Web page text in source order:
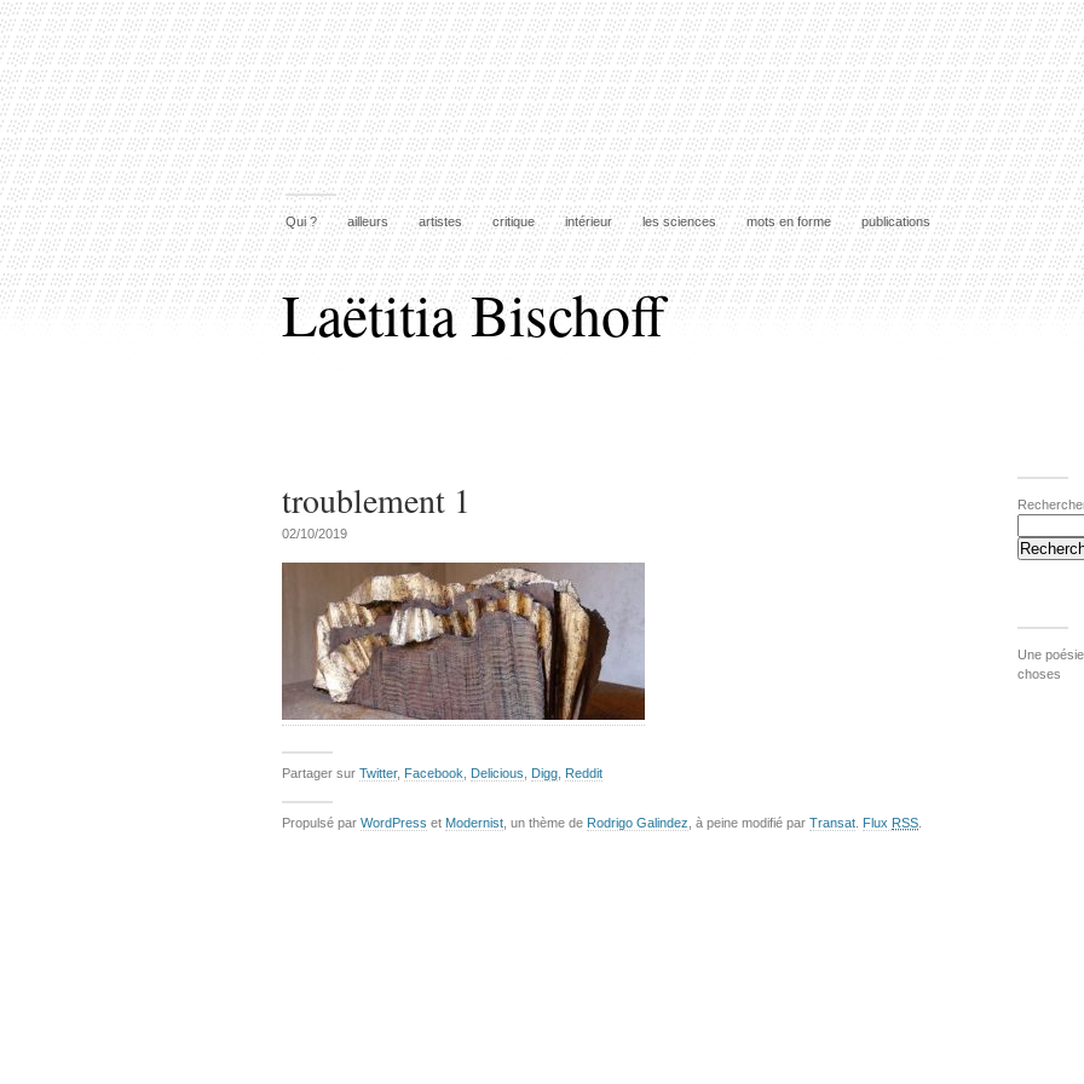
Qui ? ailleurs artistes critique intérieur les sciences mots en forme publications
Laëtitia Bischoff
troublement 1
02/10/2019
Partager sur Twitter, Facebook Delicious Digg Reddit
Une
choses
Propulsé par WordPress et Modernist , un thème de Rodrigo Galindez , à peine modifié par Transat Flux RSS